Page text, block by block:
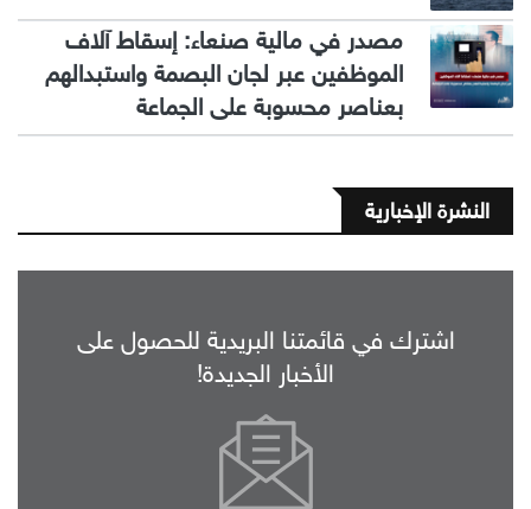
مصدر في مالية صنعاء: إسقاط آلاف
الموظفين عبر لجان البصمة واستبدالهم
بعناصر محسوبة على الجماعة
النشرة الإخبارية
اشترك في قائمتنا البريدية للحصول على
الأخبار الجديدة!